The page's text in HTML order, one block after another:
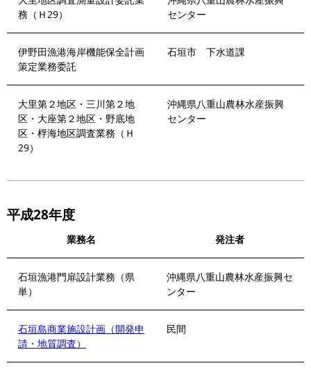
務（Ｈ29）
センター
伊野田漁港海岸機能保全計画
策定業務委託
石垣市 下水道課
大里第２地区・三川第２地
区・大座第２地区・野底地
区・桴海地区調査業務（Ｈ
29）
沖縄県八重山農林水産振興
センター
平成28年度
業務名 発注者
石垣漁港門扉設計業務（県
単）
沖縄県八重山農林水産振興セ
ンター
石垣島商業施設計画（開発申
請・地質調査）
民間